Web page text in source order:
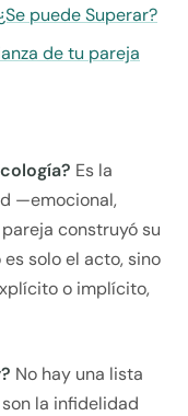
puede Superar?
de tu pareja
Es la
—emocional,
construyó su
solo el acto, sino
o implícito,
No hay una lista
la infidelidad